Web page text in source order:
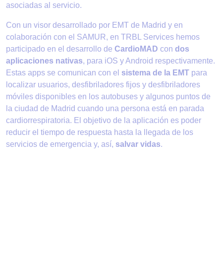
asociadas al servicio.
Con un visor desarrollado por EMT de Madrid y en
colaboración con el SAMUR, en TRBL Services hemos
participado en el desarrollo de CardioMAD con dos
aplicaciones nativas, para iOS y Android respectivamente.
Estas apps se comunican con el sistema de la EMT para
localizar usuarios, desfibriladores fijos y desfibriladores
móviles disponibles en los autobuses y algunos puntos de
la ciudad de Madrid cuando una persona está en parada
cardiorrespiratoria. El objetivo de la aplicación es poder
reducir el tiempo de respuesta hasta la llegada de los
servicios de emergencia y, así, salvar vidas.